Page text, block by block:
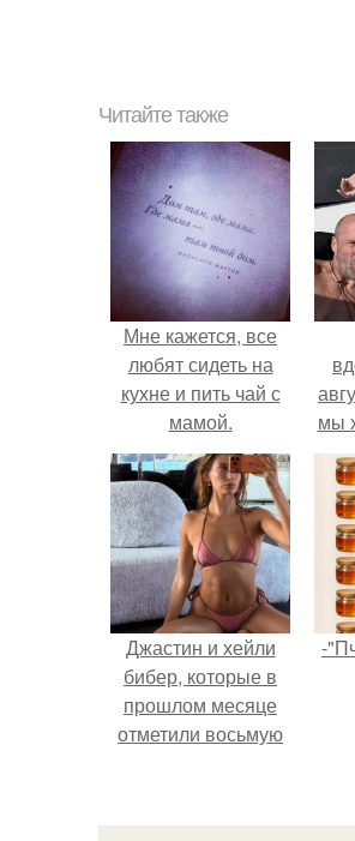
Читайте также
Мне кажется, все
любят сидеть на
кухне и пить чай с
мамой.
мы
Джастин и хейли
бибер, которые в
прошлом месяце
отметили восьмую
новые фото с
-